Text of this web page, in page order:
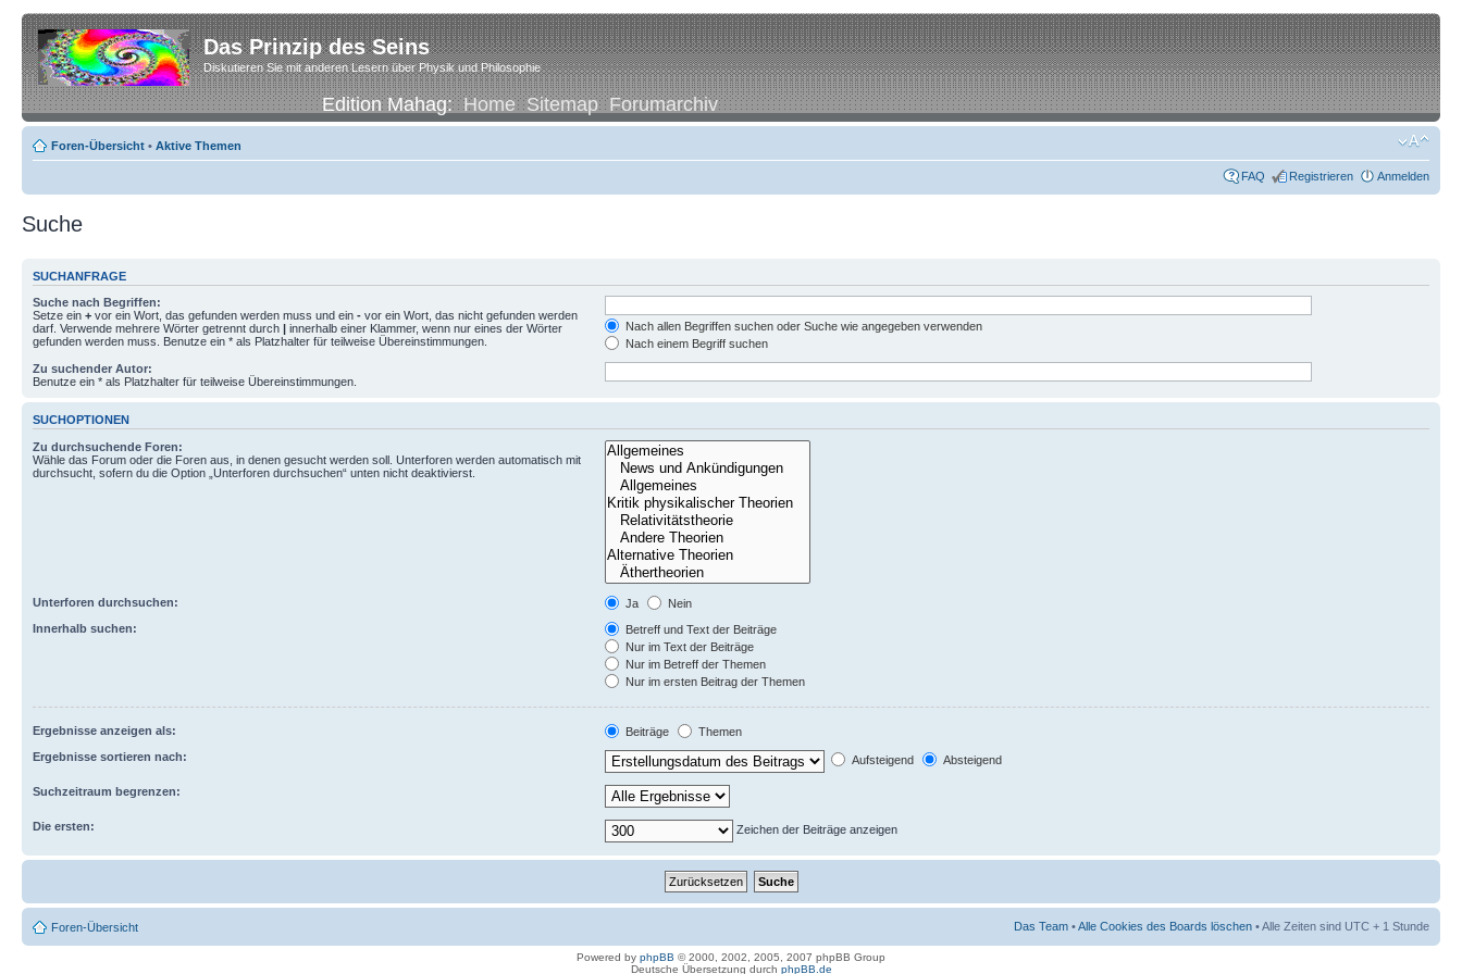
Das Prinzip des Seins
Diskutieren Sie mit anderen Lesern über Physik und Philosophie
Edition Mahag:Home Sitemap Forumarchiv
Foren-Übersicht • Aktive Themen
FAQ Registrieren Anmelden
Suche
SUCHANFRAGE
Suche nach Begriffen:
Setze ein + vor ein Wort, das gefunden werden muss und ein - vor ein Wort, das nicht gefunden werden
darf. Verwende mehrere Wörter getrennt durch | innerhalb einer Klammer, wenn nur eines der Wörter
gefunden werden muss. Benutze ein * als Platzhalter für teilweise Übereinstimmungen.
Nach allen Begriffen suchen oder Suche wie angegeben verwenden
Nach einem Begriff suchen
Zu suchender Autor:
Benutze ein * als Platzhalter für teilweise Übereinstimmungen.
SUCHOPTIONEN
Zu durchsuchende Foren:
Wähle das Forum oder die Foren aus, in denen gesucht werden soll. Unterforen werden automatisch mit
durchsucht, sofern du die Option „Unterforen durchsuchen“ unten nicht deaktivierst.
Unterforen durchsuchen: Ja
Nein
Innerhalb suchen:
Betreff und Text der Beiträge
Nur im Text der Beiträge
Nur im Betreff der Themen
Nur im ersten Beitrag der Themen
Ergebnisse anzeigen als: Beiträge
Themen
Ergebnisse sortieren nach:
Aufsteigend Absteigend
Suchzeitraum begrenzen:
Die ersten: Zeichen der Beiträge anzeigen
Foren-Übersicht Das Team •Alle Cookies des Boards löschen • Alle Zeiten sind UTC + 1 Stunde
Powered by phpBB © 2000, 2002, 2005, 2007 phpBB Group
Deutsche Übersetzung durch phpBB.de